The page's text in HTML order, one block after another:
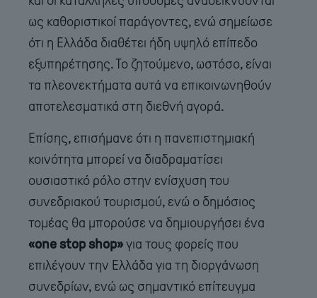
ως καθοριστικοί παράγοντες, ενώ σημείωσε
ότι η Ελλάδα διαθέτει ήδη υψηλό επίπεδο
εξυπηρέτησης. Το ζητούμενο, ωστόσο, είναι
τα πλεονεκτήματα αυτά να επικοινωνηθούν
αποτελεσματικά στη διεθνή αγορά.
Επίσης, επισήμανε ότι η πανεπιστημιακή
κοινότητα μπορεί να διαδραματίσει
ουσιαστικό ρόλο στην ενίσχυση του
συνεδριακού τουρισμού, ενώ ο δημόσιος
τομέας θα μπορούσε να δημιουργήσει ένα
«one stop shop»για τους φορείς που
επιλέγουν την Ελλάδα για τη διοργάνωση
συνεδρίων, ενώ ως σημαντικό επίτευγμα